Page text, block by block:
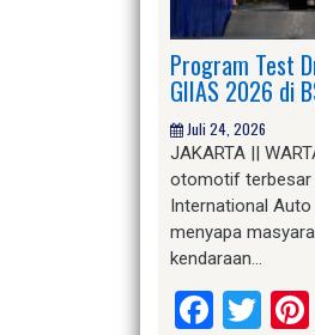
Program Test
GIIAS 2026 di
Juli 24, 2026
JAKARTA ||
otomotif terbesar
International
menyapa
kendaraan…